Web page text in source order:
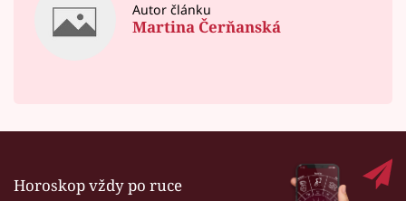
Autor článku
Martina Čerňanská
Horoskop vždy po ruce